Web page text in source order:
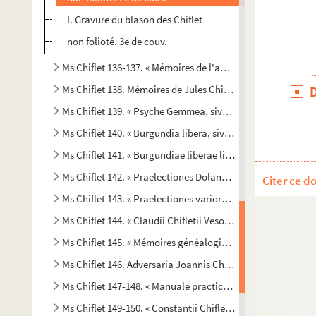
I. Gravure du blason des Chiflet
non folioté. 3e de couv.
Ms Chiflet 136-137. « Mémoires de l'abbé de Balerne
Ms Chiflet 138. Mémoires de Jules Chiflet (1666-1676)
Ms Chiflet 139. « Psyche Gemmea, sive de affectibus
Ms Chiflet 140. « Burgundia libera, sive de statu liberi
Ms Chiflet 141. « Burgundiae liberae liber VI. Athenae
Ms Chiflet 142. « Praelectiones Dolanae Claudi Chifleti,
Ms Chiflet 143. « Praelectiones variorum juris
Ms Chiflet 144. « Claudii Chifletii Vesontini Commentarius
Ms Chiflet 145. « Mémoires généalogiques de la maison
Ms Chiflet 146. Adversaria Joannis Chifletii
Ms Chiflet 147-148. « Manuale practicum vicariatus
Ms Chiflet 149-150. « Constantii Chifletii, I.-C.,
Citer ce